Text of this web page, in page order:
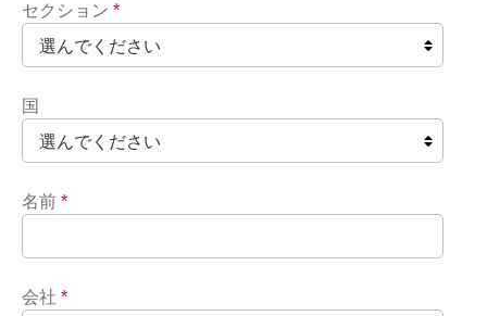
セクション *
国
名前 *
会社 *